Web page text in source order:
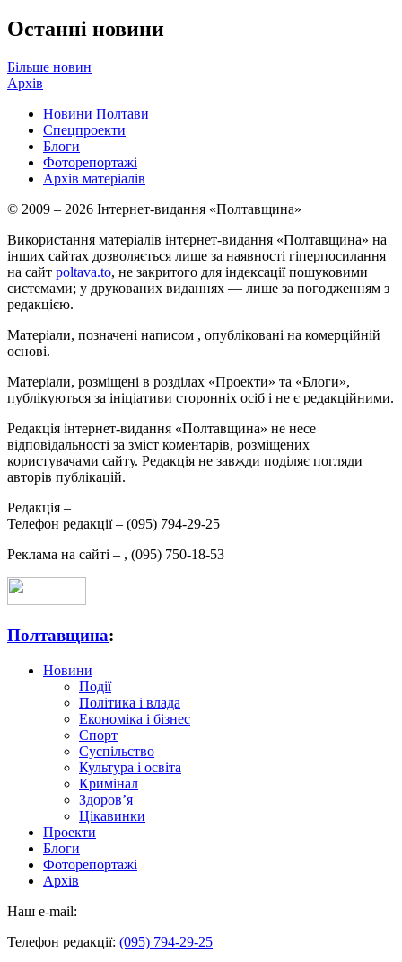
Останні новини
Більше новин
Архів
Новини Полтави
Спецпроекти
Блоги
Фоторепортажі
Архів матеріалів
© 2009 – 2026 Інтернет-видання «Полтавщина»
Використання матеріалів інтернет-видання «Полтавщина» на
інших сайтах дозволяється лише за наявності гіперпосилання
на сайт poltava.to, не закритого для індексації пошуковими
системами; у друкованих виданнях — лише за погодженням з
редакцією.
Матеріали, позначені написом , опубліковані на комерційній
основі.
Матеріали, розміщені в розділах «Проекти» та «Блоги»,
публікуються за ініціативи сторонніх осіб і не є редакційними.
Редакція інтернет-видання «Полтавщина» не несе
відповідальності за зміст коментарів, розміщених
користувачами сайту. Редакція не завжди поділяє погляди
авторів публікацій.
Редакція –
Телефон редакції – (095) 794-29-25
Реклама на сайті – , (095) 750-18-53
Полтавщина:
Новини
Події
Політика і влада
Економіка і бізнес
Спорт
Суспільство
Культура і освіта
Кримінал
Здоров’я
Цікавинки
Проекти
Блоги
Фоторепортажі
Архів
Наш e-mail:
Телефон редакції: (095) 794-29-25